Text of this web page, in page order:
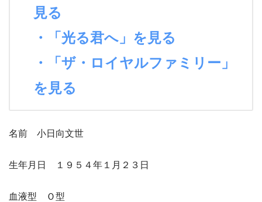
見る
・「光る君へ」を見る
・「ザ・ロイヤルファミリー」
を見る
名前 小日向文世
生年月日 １９５４年１月２３日
血液型 Ｏ型